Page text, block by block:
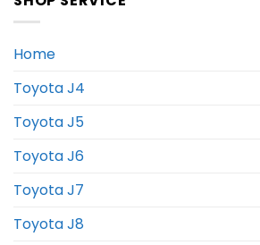
Home
Toyota J4
Toyota J5
Toyota J6
Toyota J7
Toyota J8